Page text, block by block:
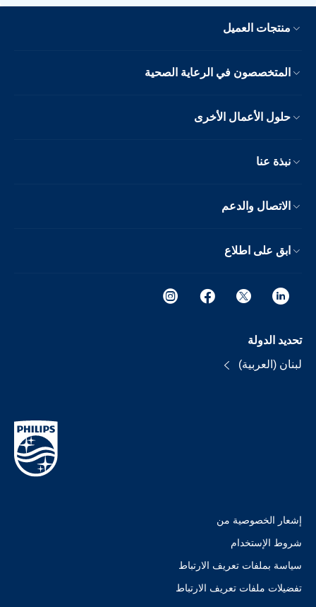
منتجات العميل
المتخصصون في الرعاية الصحية
حلول الأعمال الأخرى
نبذة عنا
الاتصال والدعم
ابق على اطلاع
تحديد الدولة
لبنان (العربية)
إشعار الخصوصية من
شروط الإستخدام
سياسة بملفات تعريف الارتباط
تفضيلات ملفات تعريف الارتباط